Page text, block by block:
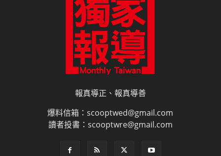
報真導正、報真導善
爆料信箱：scooptwed@gmail.com
讀者投書：scooptwre@gmail.com